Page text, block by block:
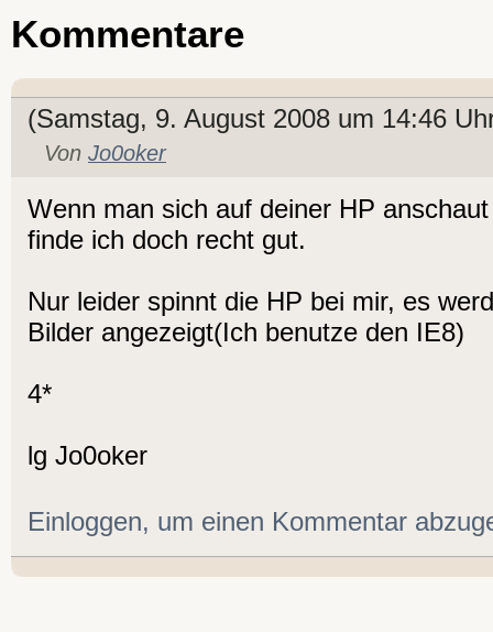
Kommentare
(Samstag, 9. August 2008 um 14:46
Von Jo0oker
Wenn man sich auf deiner HP
finde ich doch recht gut.
Nur leider spinnt die HP bei mir, es
Bilder angezeigt(Ich benutze den IE8)
4*
lg Jo0oker
Einloggen, um einen Kommentar